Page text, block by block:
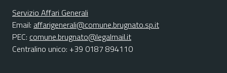
Servizio Affari Generali
Email: affarigenerali@comune.brugnato.sp.it
PEC: comune.brugnato@legalmail.it
Centralino unico: +39 0187 894110